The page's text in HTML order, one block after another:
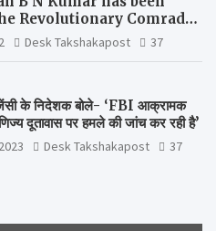
Revolutionary Comrade
Award 2022-23
Desk Takshakapost 37
के निदेशक बोले- ‘FBI आक्रामक
दूतावास पर हमले की जांच कर रही है’
Desk Takshakapost 37